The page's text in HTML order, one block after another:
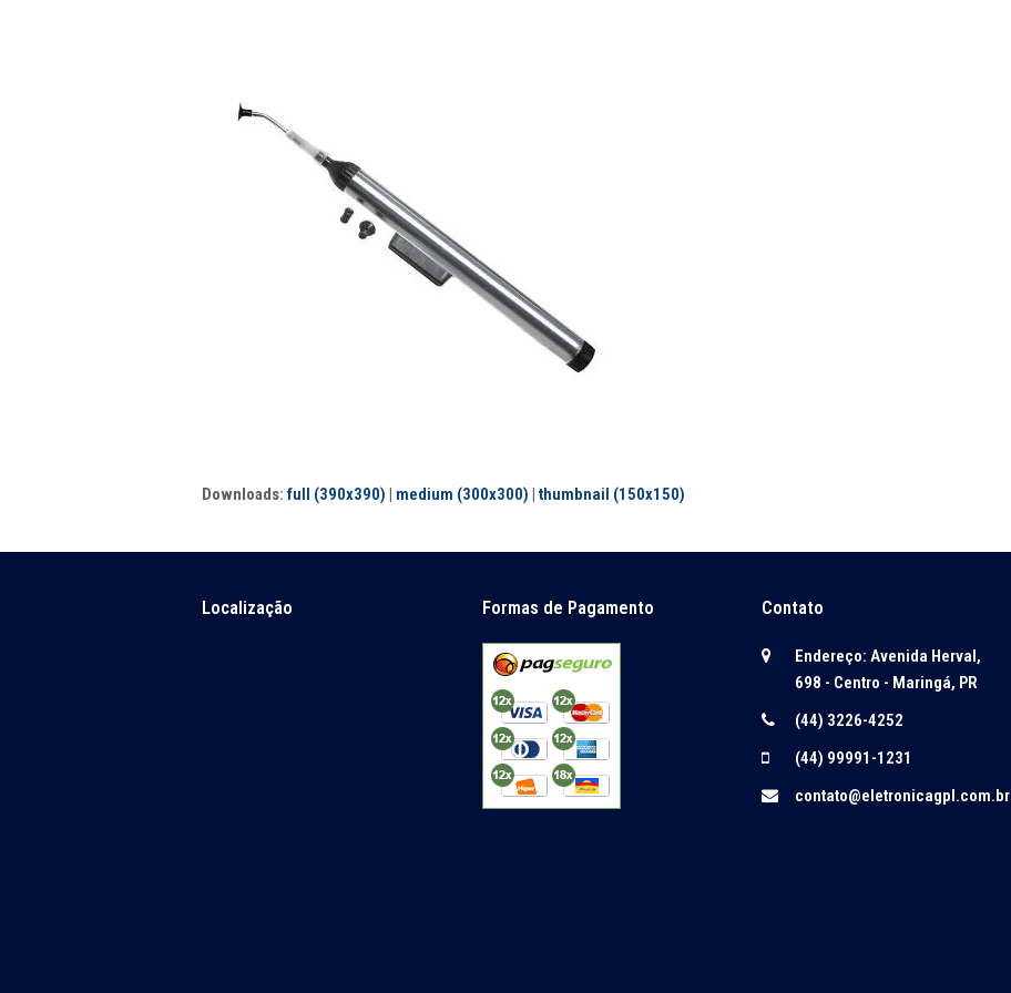
Downloads: full (390x390) | medium (300x300) | thumbnail (150x150)
Localização Formas de Pagamento Contato
Endereço: Avenida Herval,
698 - Centro - Maringá, PR
(44) 3226-4252
(44) 99991-1231
contato@eletronicagpl.com.br